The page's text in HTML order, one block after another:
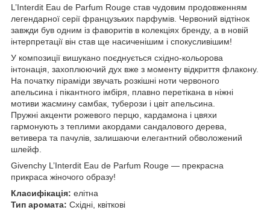
L’Interdit Eau de Parfum Rouge став чудовим продовженням
легендарної серії французьких парфумів. Червоний відтінок
завжди був одним із фаворитів в колекціях бренду, а в новій
інтерпретації він став ще насиченішим і спокусливішим!
У композиції вишукано поєднується східно-кольорова
інтонація, захоплюючий дух вже з моменту відкриття флакону.
На початку піраміди звучать розкішні ноти червоного
апельсина і пікантного імбіря, плавно перетікана в ніжні
мотиви жасмину самбак, туберози і цвіт апельсина.
Пружні акценти рожевого перцю, кардамона і цвяхи
гармонують з теплими акордами сандалового дерева,
ветивера та пачулів, залишаючи елегантний обволожений
шлейф.
Givenchy L’Interdit Eau de Parfum Rouge — прекрасна
прикраса жіночого образу!
Класифікація: елітна
Тип аромата: Східні, квіткові